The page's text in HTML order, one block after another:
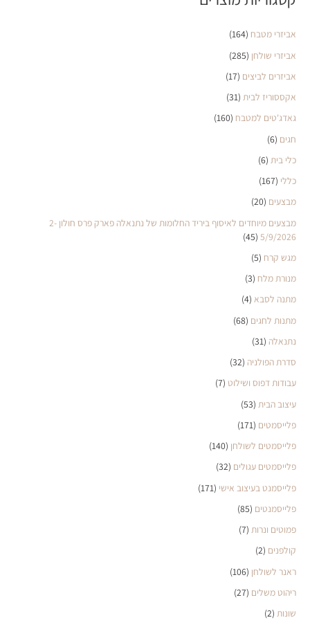
אביזרי מטבח (164)
אביזרי שולחן (285)
אביזרים לביצים (17)
אקססוריז לבית (31)
גאדג'טים למטבח (160)
חגים (6)
כלי בית (6)
כללי (167)
מבצעים (20)
מבצעים מיוחדים לאיסוף ביריד החלומות של נתנאלה פארק פרס חולון 2-
5/9/2026
(45)
מגש קרח (5)
מנורת מלח (3)
מתנה לסבא (4)
מתנות לחגים (68)
נתנאלה (31)
סדרת הפולניה (32)
עבודות דפוס ושילוט (7)
עיצוב הבית (53)
פלייסמטים (171)
פלייסמטים לשולחן (140)
פלייסמטים עגולים (32)
פלייסמנט בעיצוב אישי (171)
פלייסמנטים (85)
פמוטים ונרות (7)
קולפנים (2)
ראנר לשולחן (106)
ריהוט משלים (27)
שונות (2)